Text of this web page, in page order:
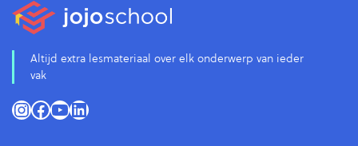
Altijd extra lesmateriaal over elk onderwerp van ieder
vak
Instagram
Facebook
YouTube
LinkedIn